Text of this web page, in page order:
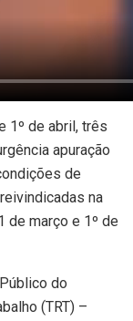
1º de abril, três
apuração
de
na
de março e 1º de
do
(TRT) –